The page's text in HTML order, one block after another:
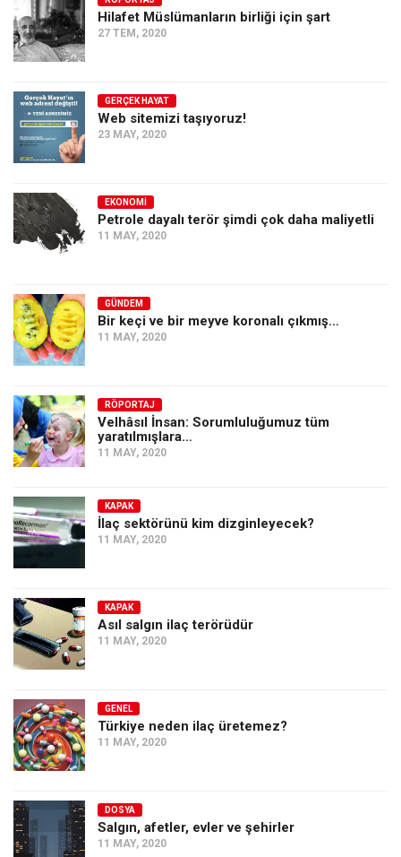
Ekonomi
Spor
Sağlık
Gıda-Beslenme
Türkiye
Siyaset
Dünya
Asya
Amerika
Avustralya
Tarih
Düşünce
Dosyalar
Hilafet Müslümanların birliği için şart
27 TEM, 2020
GERÇEK HAYAT
Web sitemizi taşıyoruz!
23 MAY, 2020
EKONOMI
Petrole dayalı terör şimdi çok daha maliyetli
11 MAY, 2020
GÜNDEM
Bir keçi ve bir meyve koronalı çıkmış…
11 MAY, 2020
RÖPORTAJ
Velhâsıl İnsan: Sorumluluğumuz tüm
yaratılmışlara…
11 MAY, 2020
KAPAK
İlaç sektörünü kim dizginleyecek?
11 MAY, 2020
KAPAK
Asıl salgın ilaç terörüdür
11 MAY, 2020
GENEL
Türkiye neden ilaç üretemez?
11 MAY, 2020
DOSYA
Salgın, afetler, evler ve şehirler
11 MAY, 2020